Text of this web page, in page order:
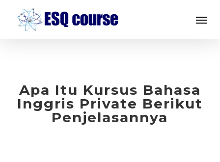
Apa Itu Kursus Bahasa
Inggris Private Berikut
Penjelasannya